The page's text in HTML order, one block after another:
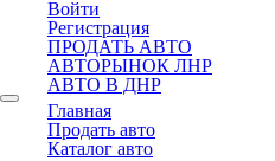
Войти
Регистрация
ПРОДАТЬ АВТО
АВТОРЫНОК ЛНР
АВТО В ДНР
Главная
Продать авто
Каталог авто